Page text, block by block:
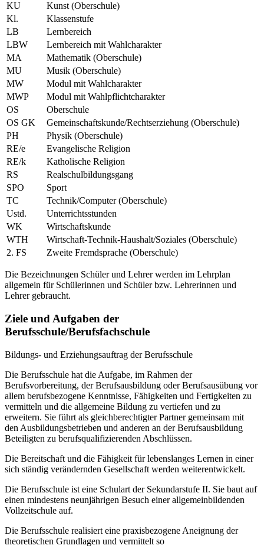
KU
Kunst (Oberschule)
Kl.
Klassenstufe
LB
Lernbereich
LBW
Lernbereich mit Wahlcharakter
MA
Mathematik (Oberschule)
MU
Musik (Oberschule)
MW
Modul mit Wahlcharakter
MWP
Modul mit Wahlpflichtcharakter
OS
Oberschule
OS GK
Gemeinschaftskunde/Rechtserziehung (Oberschule)
PH
Physik (Oberschule)
RE/e
Evangelische Religion
RE/k
Katholische Religion
RS
Realschulbildungsgang
SPO
Sport
TC
Technik/Computer (Oberschule)
Ustd.
Unterrichtsstunden
WK
Wirtschaftskunde
WTH
Wirtschaft-Technik-Haushalt/Soziales (Oberschule)
2. FS
Zweite Fremdsprache (Oberschule)
Die Bezeichnungen Schüler und Lehrer werden im Lehrplan
allgemein für Schülerinnen und Schüler bzw. Lehrerinnen und
Lehrer gebraucht.
Ziele und Aufgaben der
Berufsschule/Berufsfachschule
Bildungs- und Erziehungsauftrag der Berufsschule
Die Berufsschule hat die Aufgabe, im Rahmen der
Berufsvorbereitung, der Berufsausbildung oder Berufsausübung vor
allem berufsbezogene Kenntnisse, Fähigkeiten und Fertigkeiten zu
vermitteln und die allgemeine Bildung zu vertiefen und zu
erweitern. Sie führt als gleichberechtigter Partner gemeinsam mit
den Ausbildungsbetrieben und anderen an der Berufsausbildung
Beteiligten zu berufsqualifizierenden Abschlüssen.
Die Bereitschaft und die Fähigkeit für lebenslanges Lernen in einer
sich ständig verändernden Gesellschaft werden weiterentwickelt.
Die Berufsschule ist eine Schulart der Sekundarstufe II. Sie baut auf
einen mindestens neunjährigen Besuch einer allgemeinbildenden
Vollzeitschule auf.
Die Berufsschule realisiert eine praxisbezogene Aneignung der
theoretischen Grundlagen und vermittelt so